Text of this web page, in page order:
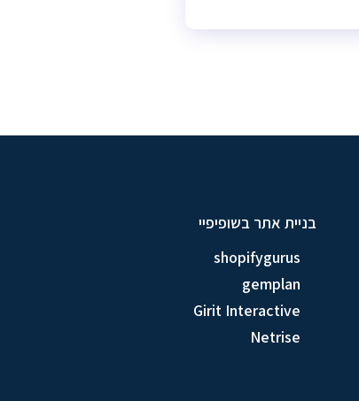
בניית אתר בשופיפיי
shopifygurus
gemplan
Girit Interactive
Netrise